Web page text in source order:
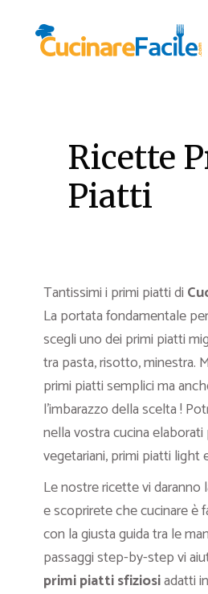
Ricette
Piatti
Tantissimi i primi piatti di
La portata fondamentale
scegli uno dei primi piatti
tra pasta, risotto, minestra.
primi piatti semplici ma
l’imbarazzo della scelta !
nella vostra cucina
vegetariani, primi piatti light
Le nostre ricette vi daranno
e scoprirete che cucinare è
con la giusta guida tra le
passaggi step-by-step vi
primi piatti sfiziosiadatti